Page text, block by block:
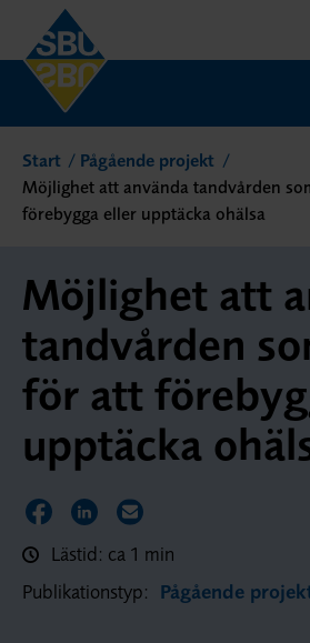
Start
Pågående projekt
Möjlighet att använda tandvården
förebygga eller upptäcka ohälsa
Möjlighet att
tandvården
för att
upptäcka
Dela sidan på
Dela sidan på
Dela sidan
Lästid: ca 1 min
Publikationstyp: Pågående